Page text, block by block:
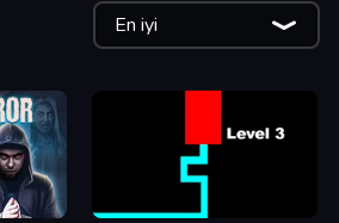
En iyi
Scary Maze